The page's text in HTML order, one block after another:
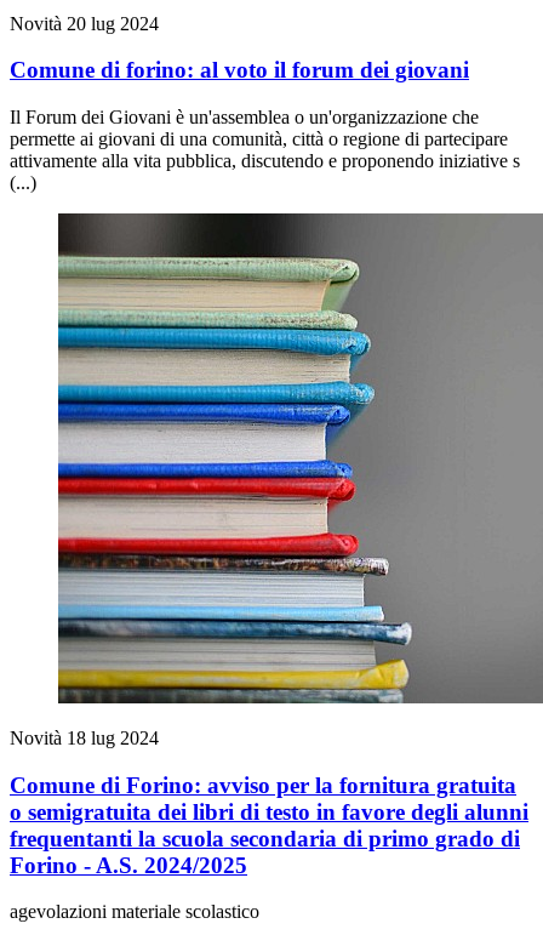
Novità 20 lug 2024
Comune di forino: al voto il forum dei giovani
Il Forum dei Giovani è un'assemblea o un'organizzazione che
permette ai giovani di una comunità, città o regione di partecipare
attivamente alla vita pubblica, discutendo e proponendo iniziative s
(...)
Novità 18 lug 2024
Comune di Forino: avviso per la fornitura gratuita
o semigratuita dei libri di testo in favore degli alunni
frequentanti la scuola secondaria di primo grado di
Forino - A.S. 2024/2025
agevolazioni materiale scolastico